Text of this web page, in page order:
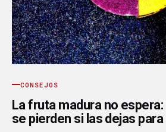
CONSEJOS
La fruta madura no
se pierden si las dejas